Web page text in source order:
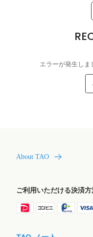
エラーが発生し
About TAO
ご利用いただける決済方